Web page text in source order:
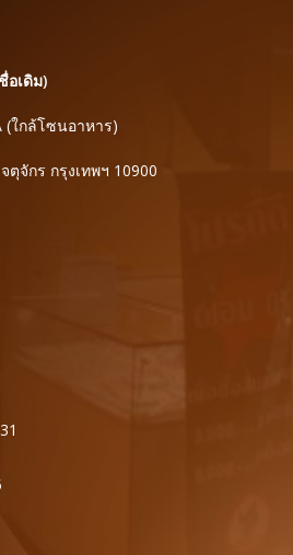
อเดิม)
(ใกล้โซนอาหาร)
ตุจักร กรุงเทพฯ 10900